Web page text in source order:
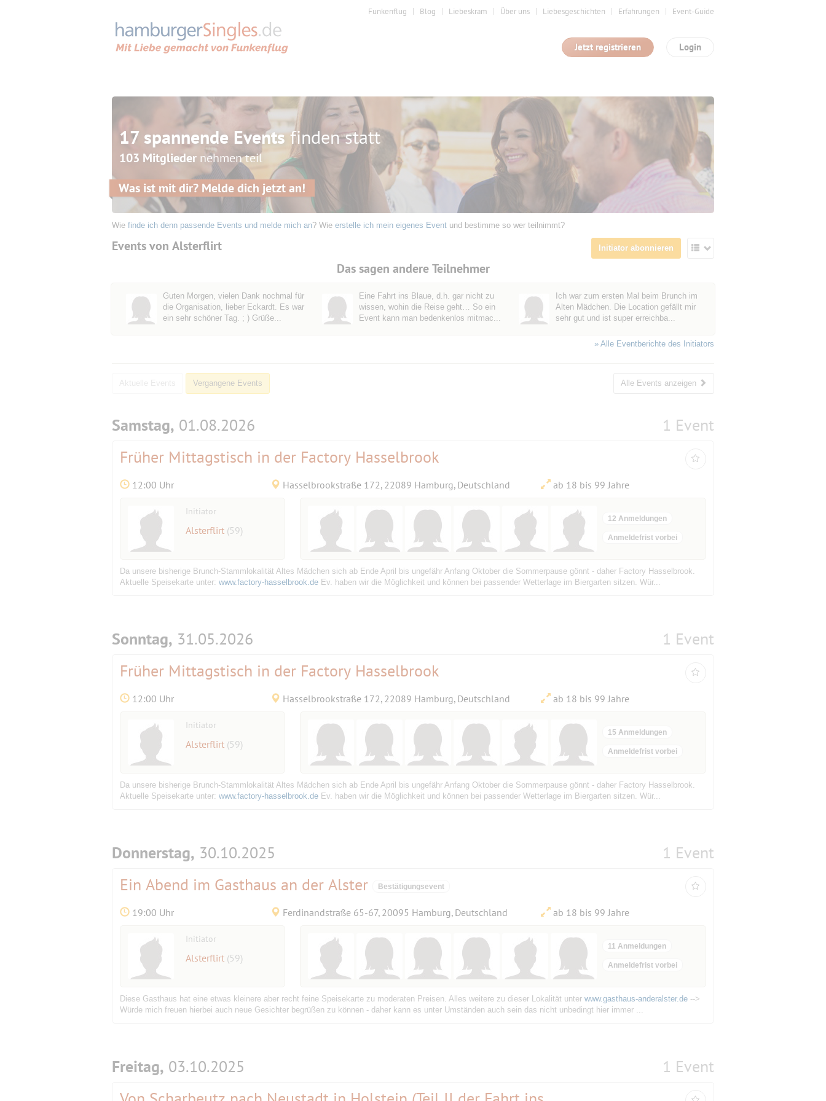
Funkenflug Blog Liebeskram Über uns Liebesgeschichten Erfahrungen Event-Guide
Login
Jetzt registrieren
17 spannende Eventsfinden statt
103 Mitglieder nehmen teil
Was ist mit dir? Melde dich jetzt an!
Wie finde ich denn passende Events und melde mich an? Wie erstelle ich mein eigenes Event und bestimme so wer teilnimmt?
Events von Alsterflirt Initiator abonnieren
Das sagen andere Teilnehmer
Guten Morgen, vielen Dank nochmal für
die Organisation, lieber Eckardt. Es war
ein sehr schöner Tag. ; ) Grüße...
Eine Fahrt ins Blaue, d.h. gar nicht zu
wissen, wohin die Reise geht… So ein
Event kann man bedenkenlos mitmac...
Ich war zum ersten Mal beim Brunch im
Alten Mädchen. Die Location gefällt mir
sehr gut und ist super erreichba...
» Alle Eventberichte des Initiators
Vergangene Events Alle Events anzeigen
Samstag, 01.08.2026
1 Event
Früher Mittagstisch in der Factory Hasselbrook
12:00 Uhr Hasselbrookstraße 172, 22089 Hamburg, Deutschland ab 18 bis 99 Jahre
Initiator
Alsterflirt (59)
12 Anmeldungen
Anmeldefrist vorbei
Da unsere bisherige Brunch-Stammlokalität Altes Mädchen sich ab Ende April bis ungefähr Anfang Oktober die Sommerpause gönnt - daher Factory Hasselbrook.
Aktuelle Speisekarte unter: www.factory-hasselbrook.de Ev. haben wir die Möglichkeit und können bei passender Wetterlage im Biergarten sitzen. Wür...
Sonntag, 31.05.2026
1 Event
Früher Mittagstisch in der Factory Hasselbrook
12:00 Uhr Hasselbrookstraße 172, 22089 Hamburg, Deutschland ab 18 bis 99 Jahre
Initiator
Alsterflirt (59)
15 Anmeldungen
Anmeldefrist vorbei
Da unsere bisherige Brunch-Stammlokalität Altes Mädchen sich ab Ende April bis ungefähr Anfang Oktober die Sommerpause gönnt - daher Factory Hasselbrook.
Aktuelle Speisekarte unter: www.factory-hasselbrook.de Ev. haben wir die Möglichkeit und können bei passender Wetterlage im Biergarten sitzen. Wür...
Donnerstag, 30.10.2025
1 Event
Ein Abend im Gasthaus an der Alster
Bestätigungsevent
19:00 Uhr Ferdinandstraße 65-67, 20095 Hamburg, Deutschland ab 18 bis 99 Jahre
Initiator
Alsterflirt (59)
11 Anmeldungen
Anmeldefrist vorbei
Diese Gasthaus hat eine etwas kleinere aber recht feine Speisekarte zu moderaten Preisen. Alles weitere zu dieser Lokalität unter www.gasthaus-anderalster.de -->
Würde mich freuen hierbei auch neue Gesichter begrüßen zu können - daher kann es unter Umständen auch sein das nicht unbedingt hier immer ...
Freitag, 03.10.2025
1 Event